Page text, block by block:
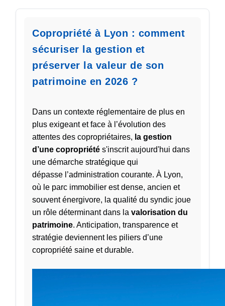
Copropriété à Lyon : comment
sécuriser la gestion et
préserver la valeur de son
patrimoine en 2026 ?
Dans un contexte réglementaire de plus en
plus exigeant et face à l’évolution des
attentes des copropriétaires, la gestion
d’une copropriété s'inscrit aujourd'hui dans
une démarche stratégique qui
dépasse l’administration courante. À Lyon,
où le parc immobilier est dense, ancien et
souvent énergivore, la qualité du syndic joue
un rôle déterminant dans la valorisation du
patrimoine. Anticipation, transparence et
stratégie deviennent les piliers d’une
copropriété saine et durable.